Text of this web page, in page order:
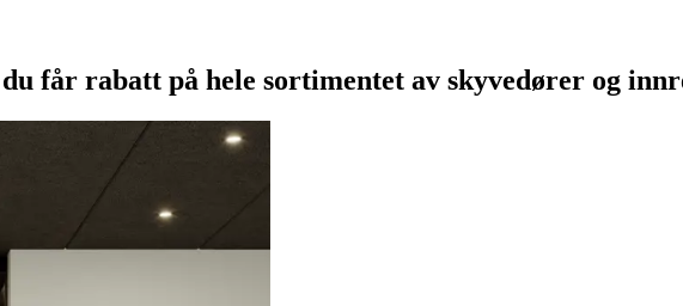
får rabatt på hele sortimentet av skyvedører og